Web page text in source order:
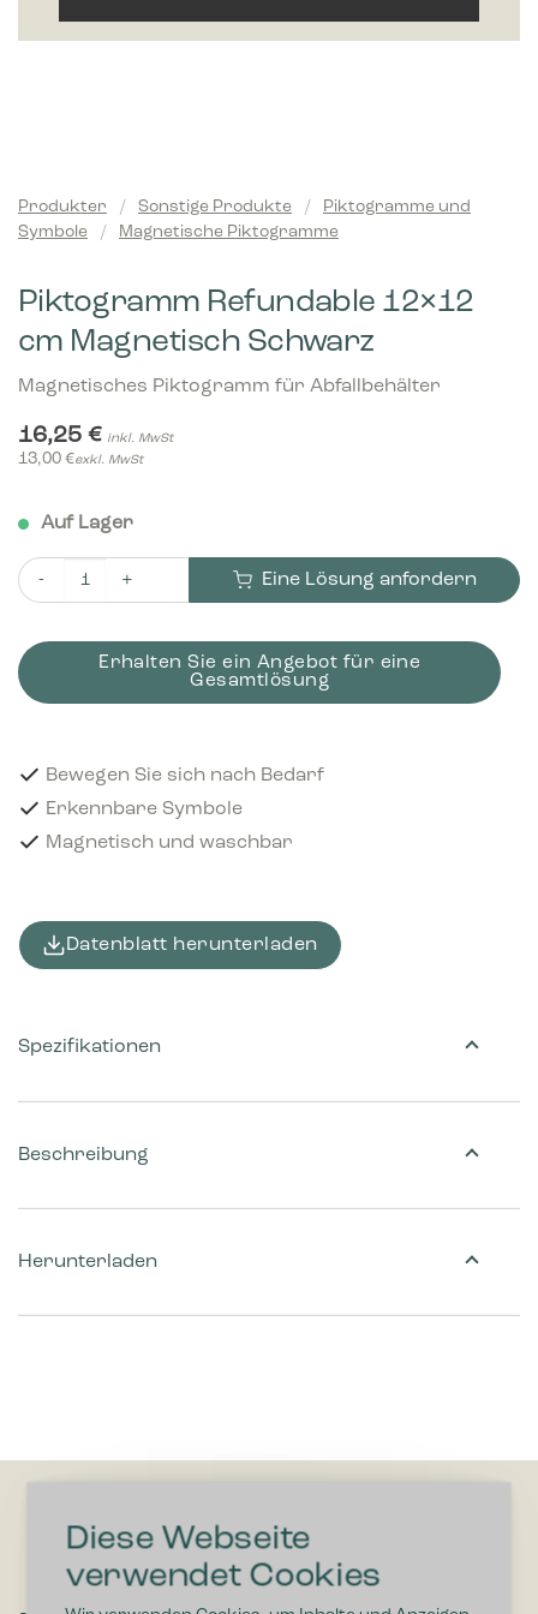
Diese Webseite
verwendet Cookies
Produkter / Sonstige Produkte /
Piktogramme und
Symbole
/ Magnetische Piktogramme
Piktogramm Refundable 12×12
cm Magnetisch Schwarz
Magnetisches Piktogramm für Abfallbehälter
16,25 € inkl. MwSt
13,00 €exkl. MwSt
Auf Lager
Piktogramm Refundable 12x12 cm Magnetisch Schwarz Menge
Eine Lösung anfordern
Erhalten Sie ein Angebot für eine
Gesamtlösung
Bewegen Sie sich nach Bedarf
Erkennbare Symbole
Magnetisch und waschbar
Datenblatt herunterladen
Beschreibung
Herunterladen
Spezifikationen